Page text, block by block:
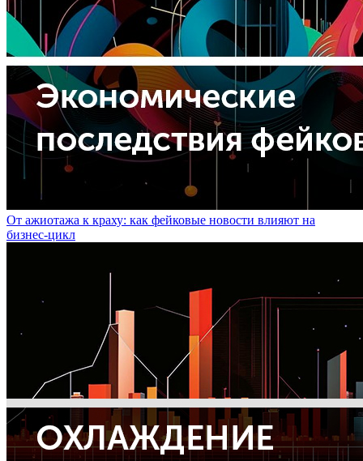
От ажиотажа к краху: как фейковые новости влияют на
бизнес-цикл